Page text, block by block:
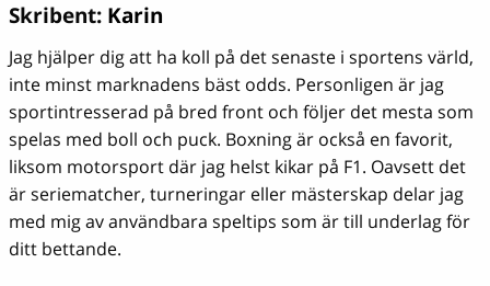
Skribent: Karin
Jag hjälper dig att ha koll på det senaste i sportens värld,
inte minst marknadens bäst odds. Personligen är jag
sportintresserad på bred front och följer det mesta som
spelas med boll och puck. Boxning är också en favorit,
liksom motorsport där jag helst kikar på F1. Oavsett det
är seriematcher, turneringar eller mästerskap delar jag
med mig av användbara speltips som är till underlag för
ditt bettande.